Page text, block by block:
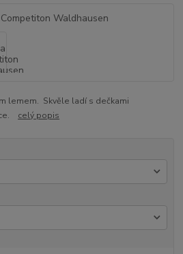
lemem. Skvěle ladí s dečkami
celý popis